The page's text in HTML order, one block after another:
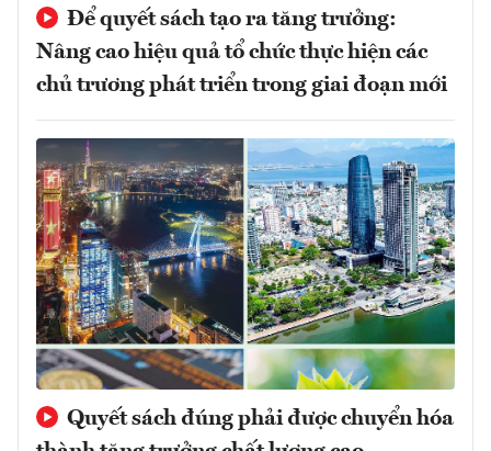
Để quyết sách tạo ra tăng trưởng:
Nâng cao hiệu quả tổ chức thực hiện các
chủ trương phát triển trong giai đoạn mới
Quyết sách đúng phải được chuyển hóa